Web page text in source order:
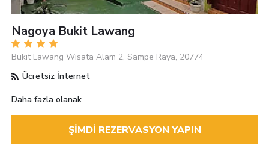
Nagoya Bukit Lawang
Bukit Lawang Wisata Alam 2, Sampe Raya, 20774
Ücretsiz İnternet
Daha fazla olanak
ŞIMDI REZERVASYON YAPIN